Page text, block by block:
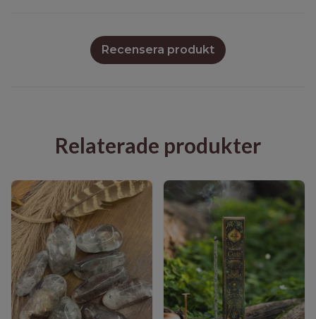
Recensera produkt
Relaterade produkter